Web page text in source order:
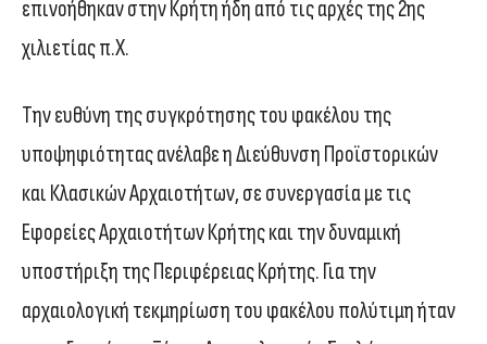
επινοήθηκαν στην Κρήτη ήδη από τις αρχές της 2ης
χιλιετίας π.Χ.
Την ευθύνη της συγκρότησης του φακέλου της
υποψηφιότητας ανέλαβε η Διεύθυνση Προϊστορικών
και Κλασικών Αρχαιοτήτων, σε συνεργασία με τις
Εφορείες Αρχαιοτήτων Κρήτης και την δυναμική
υποστήριξη της Περιφέρειας Κρήτης. Για την
αρχαιολογική τεκμηρίωση του φακέλου πολύτιμη ήταν